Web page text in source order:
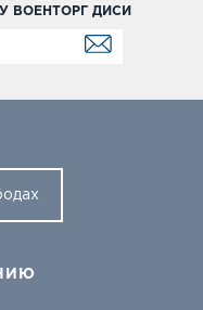
ВОЕНТОРГ ДИСИ